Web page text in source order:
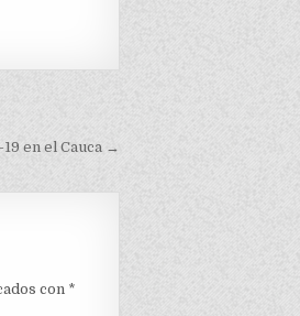
en el Cauca →
con *